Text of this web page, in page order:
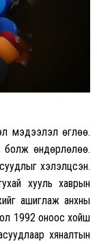
мэдээлэл өглөө.
болж өндөрлөлөө.
хэлэлцсэн.
хууль хаврын
ашиглаж анхны
1992 оноос хойш
хяналтын